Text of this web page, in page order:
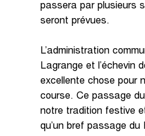
passera par plusieurs
seront prévues.
L’administration
Lagrange et l’échevin
excellente chose pour
course. Ce passage
notre tradition festive
qu’un bref passage